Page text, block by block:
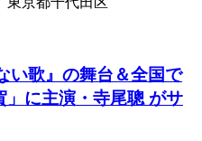
い歌』の舞台＆全国で
」に主演・寺尾聰 がサ